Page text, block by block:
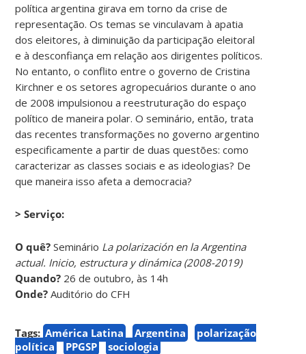
política argentina girava em torno da crise de
representação. Os temas se vinculavam à apatia
dos eleitores, à diminuição da participação eleitoral
e à desconfiança em relação aos dirigentes políticos.
No entanto, o conflito entre o governo de Cristina
Kirchner e os setores agropecuários durante o ano
de 2008 impulsionou a reestruturação do espaço
político de maneira polar. O seminário, então, trata
das recentes transformações no governo argentino
especificamente a partir de duas questões: como
caracterizar as classes sociais e as ideologias? De
que maneira isso afeta a democracia?
> Serviço:
O quê?Seminário La polarización en la Argentina
actual. Inicio, estructura y dinámica (2008-2019)
Quando? 26 de outubro, às 14h
Onde?Auditório do CFH
Tags: América Latina Argentina
polarização
política
PPGSP sociologia